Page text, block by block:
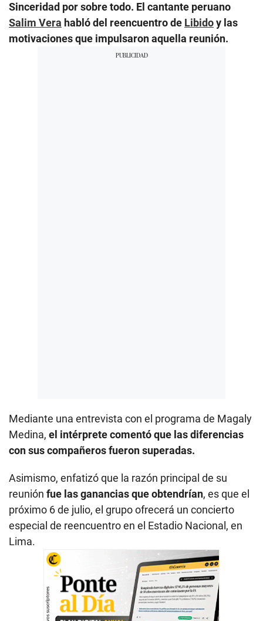
Sinceridad por sobre todo. El cantante peruano
Salim Vera habló del reencuentro de Libidoy las
motivaciones que impulsaron aquella reunión.
Mediante una entrevista con el programa de Magaly
Medina, el intérprete comentó que las diferencias
con sus compañeros fueron superadas.
Asimismo, enfatizó que la razón principal de su
reunión fue las ganancias que obtendrían, es que el
próximo 6 de julio, el grupo ofrecerá un concierto
especial de reencuentro en el Estadio Nacional, en
Lima.